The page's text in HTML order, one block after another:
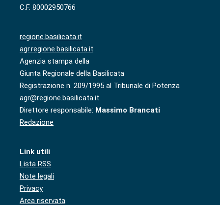
C.F. 80002950766
regione.basilicata.it
agr.regione.basilicata.it
Agenzia stampa della
Giunta Regionale della Basilicata
Registrazione n. 209/1995 al Tribunale di Potenza
agr@regione.basilicata.it
Direttore responsabile: Massimo Brancati
Redazione
Link utili
Lista RSS
Note legali
Privacy
Area riservata